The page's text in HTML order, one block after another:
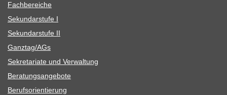
Fach­be­rei­che
Sekun­dar­stufe I
Sekun­dar­stufe II
Ganztag/​​AGs
Sekre­ta­riate und Verwaltung
Bera­tungs­an­ge­bote
Berufs­ori­en­tie­rung